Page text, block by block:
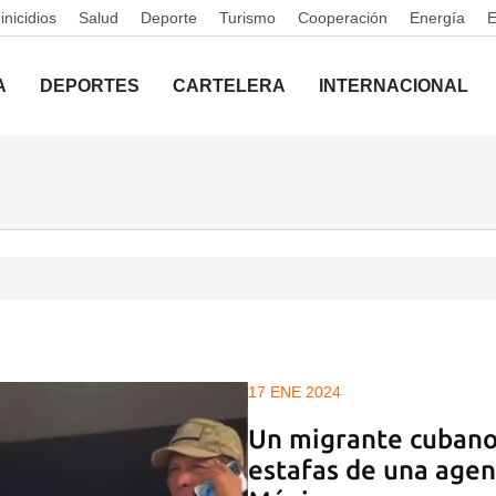
Salud Deporte Turismo Cooperación Energía
DEPORTES CARTELERA INTERNACIONAL
17 ENE 2024
Un migrante
estafas de una